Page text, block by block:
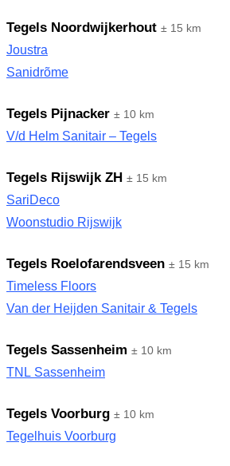
Tegels Noordwijkerhout ± 15 km
Joustra
Sanidrõme
Tegels Pijnacker ± 10 km
V/d Helm Sanitair – Tegels
Tegels Rijswijk ZH ± 15 km
SariDeco
Woonstudio Rijswijk
Tegels Roelofarendsveen ± 15 km
Timeless Floors
Van der Heijden Sanitair & Tegels
Tegels Sassenheim ± 10 km
TNL Sassenheim
Tegels Voorburg ± 10 km
Tegelhuis Voorburg